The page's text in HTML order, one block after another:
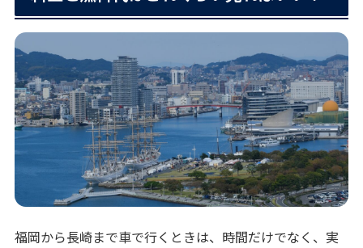
福岡から長崎まで車で行くときは、時間だけでなく、実